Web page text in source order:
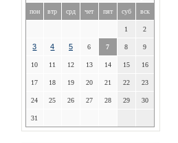
пон втр срд чет пят суб вск
1 2
3 4 5 6 7 8 9
10 11 12 13 14 15 16
17 18 19 20 21 22 23
24 25 26 27 28 29 30
31